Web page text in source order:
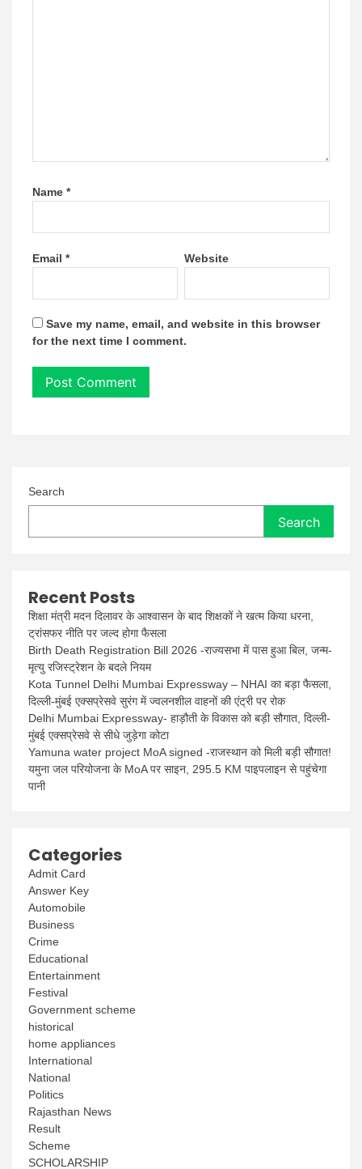
Name *
Email * Website
Save my name, email, and website in this browser
for the next time I comment.
Search
Search
Recent Posts
शिक्षा मंत्री मदन दिलावर के आश्वासन के बाद शिक्षकों ने खत्म किया धरना,
ट्रांसफर नीति पर जल्द होगा फैसला
Birth Death Registration Bill 2026 -राज्यसभा में पास हुआ बिल, जन्म-
मृत्यु रजिस्ट्रेशन के बदले नियम
Kota Tunnel Delhi Mumbai Expressway – NHAI का बड़ा फैसला,
दिल्ली-मुंबई एक्सप्रेसवे सुरंग में ज्वलनशील वाहनों की एंट्री पर रोक
Delhi Mumbai Expressway- हाड़ौती के विकास को बड़ी सौगात, दिल्ली-
मुंबई एक्सप्रेसवे से सीधे जुड़ेगा कोटा
Yamuna water project MoA signed -राजस्थान को मिली बड़ी सौगात!
यमुना जल परियोजना के MoA पर साइन, 295.5 KM पाइपलाइन से पहुंचेगा
पानी
Categories
Admit Card
Answer Key
Automobile
Business
Crime
Educational
Entertainment
Festival
Government scheme
historical
home appliances
International
National
Politics
Rajasthan News
Result
Scheme
SCHOLARSHIP